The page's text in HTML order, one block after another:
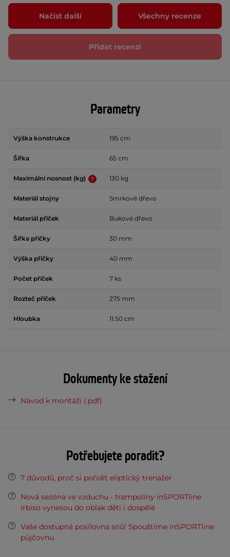
Načíst další Všechny recenze
Přidat recenzi
Parametry
Výška konstrukce 195 cm
Šířka 65 cm
Maximální nosnost (kg) 130 kg
Materiál stojny Smrkové dřevo
Materiál příček Bukové dřevo
Šířka příčky 30 mm
Výška příčky 40 mm
Počet příček 7 ks
Rozteč příček 275 mm
Hloubka 11.50 cm
Dokumenty ke stažení
Návod k montáži (.pdf)
Potřebujete poradit?
7 důvodů, proč si pořídit eliptický trenažér
Nová sezóna ve vzduchu - trampolíny inSPORTline
Irbiso vynesou do oblak děti i dospělé
Vaše dostupná posilovna snů! Spouštíme inSPORTline
půjčovnu